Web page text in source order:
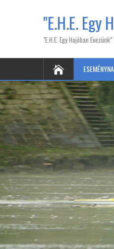
"E.H.E. Egy
"E.H.E. Egy Hajóban